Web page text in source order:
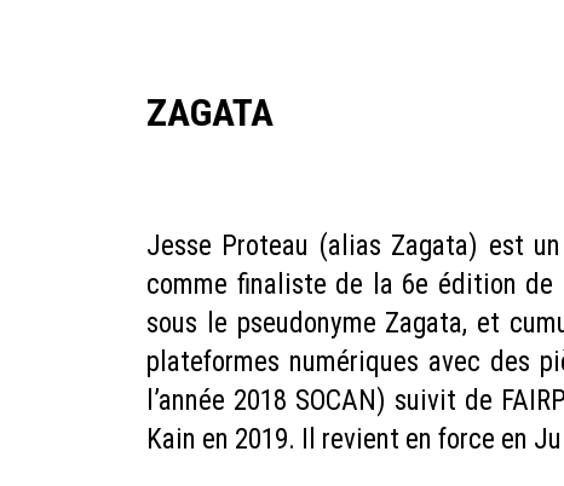
ZAGATA
Jesse Proteau (alias Zagata) est
comme finaliste de la 6e édition de
sous le pseudonyme Zagata, et
plateformes numériques avec des
l’année 2018 SOCAN) suivit de
Kain en 2019. Il revient en force en